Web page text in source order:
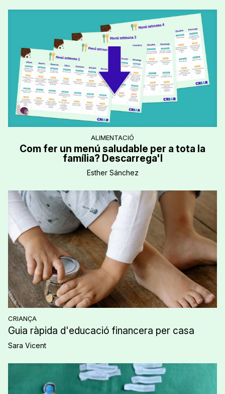
CRIANÇA
Guia ràpida d'educació financera per casa
Sara Vicent
ALIMENTACIÓ
Com fer un menú saludable per a tota la
família? Descarrega'l
Esther Sánchez